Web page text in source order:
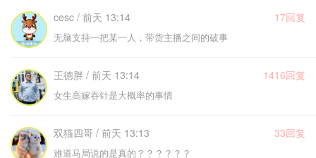
cesc / 前天 13:14 17回复
无脑支持一把某一人，带货主播之间的破事
王德胖 / 前天 13:14 1416回复
女生高嫁吞针是大概率的事情
双猫四哥 / 前天 13:13 33回复
难道马局说的是真的？？？？？？